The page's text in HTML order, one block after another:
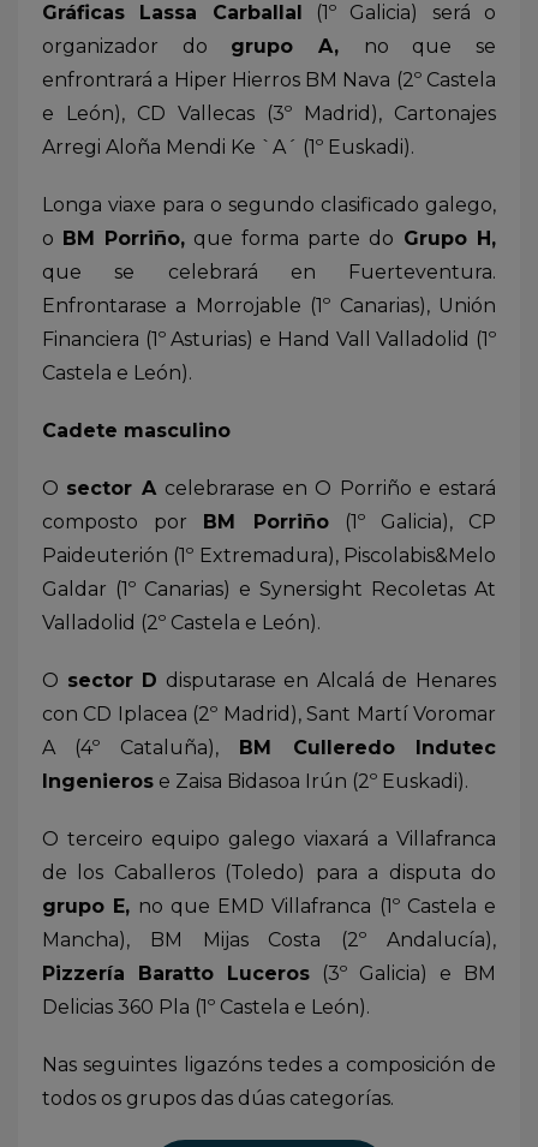
Gráficas Lassa Carballal (1º Galicia) será o
organizador do grupo A,
no que se
enfrontrará a Hiper Hierros BM Nava (2º Castela
e León), CD Vallecas (3º Madrid), Cartonajes
Arregi Aloña Mendi Ke `A´ (1º Euskadi).
Longa viaxe para o segundo clasificado galego,
o BM Porriño, que forma parte do Grupo H,
que se celebrará en Fuerteventura.
Enfrontarase a Morrojable (1º Canarias), Unión
Financiera (1º Asturias) e Hand Vall Valladolid (1º
Castela e León).
Cadete masculino
O sector A celebrarase en O Porriño e estará
composto por BM Porriño(1º Galicia), CP
Paideuterión (1º Extremadura), Piscolabis&Melo
Galdar (1º Canarias) e Synersight Recoletas At
Valladolid (2º Castela e León).
O sector D disputarase en Alcalá de Henares
con CD Iplacea (2º Madrid), Sant Martí Voromar
A (4º Cataluña),BM Culleredo Indutec
Ingenieros e Zaisa Bidasoa Irún (2º Euskadi).
O terceiro equipo galego viaxará a Villafranca
de los Caballeros (Toledo) para a disputa do
grupo E, no que EMD Villafranca (1º Castela e
Mancha), BM Mijas Costa (2º Andalucía),
Pizzería Baratto Luceros (3º Galicia) e BM
Delicias 360 Pla (1º Castela e León).
Nas seguintes ligazóns tedes a composición de
todos os grupos das dúas categorías.